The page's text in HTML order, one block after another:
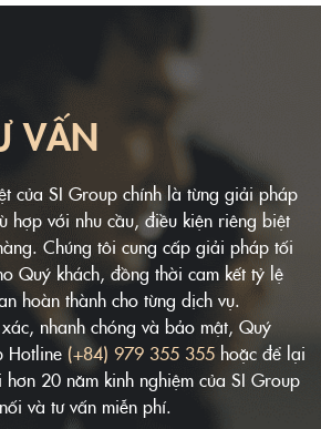
VẤN
của SI Group chính là từng giải pháp
hợp với nhu cầu, điều kiện riêng biệt
Chúng tôi cung cấp giải pháp tối
Quý khách, đồng thời cam kết tỷ lệ
hoàn thành cho từng dịch vụ.
nhanh chóng và bảo mật, Quý
Hotline (+84) 979 355 355 hoặc để lại
20 năm kinh nghiệm của SI Group
và tư vấn miễn phí.